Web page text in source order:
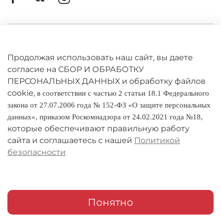
Вес: 5,9 кг
Оферта
Политика конфиденциальности
Оплата и доставка
Условия обмена и возврата
Реквизиты
Продолжая использовать наш сайт, вы даете
согласие на СБОР И ОБРАБОТКУ
ПЕРСОНАЛЬНЫХ ДАННЫХ и обработку файлов
cookie, в соответствии с частью 2 статьи 18.1 Федерального
закона от 27.07.2006 года № 152-ФЗ «О защите персональных
данных», приказом Роскомнадзора от 24.02.2021 года №18,
которые обеспечивают правильную работу
сайта и соглашаетесь с нашей Политикой
безопасности
Понятно